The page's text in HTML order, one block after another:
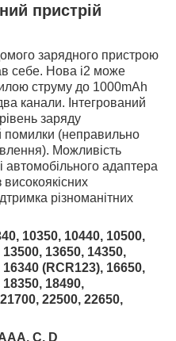
пристрій
зарядного пристрою
себе. Нова i2 може
струму до 1000mAh
канали. Інтегрований
заряду
помилки (неправильно
Можливість
автомобільного адаптера
різноманітних
10350, 10440, 10500,
13650, 14350,
(RCR123), 16650,
18490,
22500, 22650,
C, D